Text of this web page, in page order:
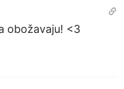
obožavaju! <3